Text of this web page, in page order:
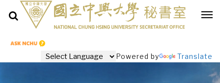
Powered by Translate